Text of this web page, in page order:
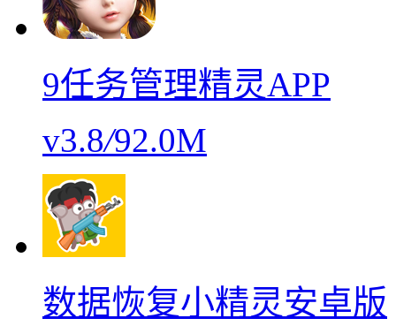
9任务管理精灵APP
v3.8/92.0M
数据恢复小精灵安卓版